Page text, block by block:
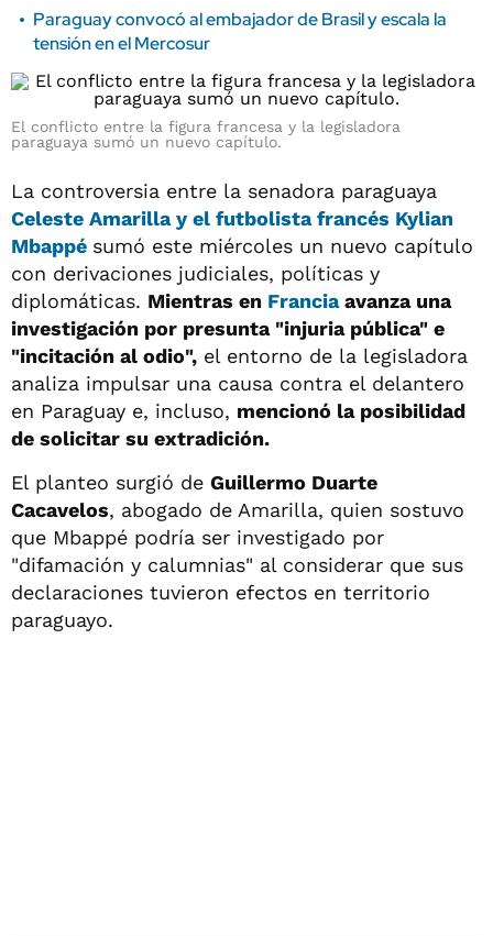
Paraguay convocó al embajador de Brasil y escala la
tensión en el Mercosur
El conflicto entre la figura francesa y la legisladora
paraguaya sumó un nuevo capítulo.
La controversia entre la senadora paraguaya
Celeste Amarilla y el futbolista francés Kylian
Mbappé sumó este miércoles un nuevo capítulo
con derivaciones judiciales, políticas y
diplomáticas. Mientras en Franciaavanza una
investigación por presunta "injuria pública" e
"incitación al odio", el entorno de la legisladora
analiza impulsar una causa contra el delantero
en Paraguay e, incluso, mencionó la posibilidad
de solicitar su extradición.
El planteo surgió de Guillermo Duarte
Cacavelos, abogado de Amarilla, quien sostuvo
que Mbappé podría ser investigado por
"difamación y calumnias" al considerar que sus
declaraciones tuvieron efectos en territorio
paraguayo.